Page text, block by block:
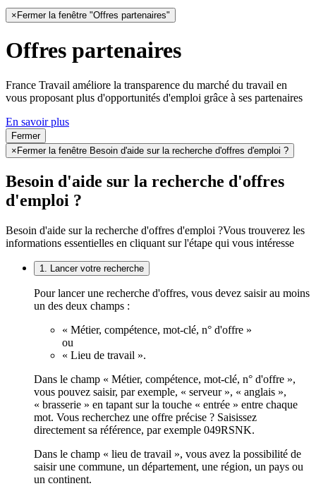
× Fermer la fenêtre "Offres partenaires"
Offres partenaires
France Travail améliore la transparence du marché du travail en
vous proposant plus d'opportunités d'emploi grâce à ses partenaires
En savoir plus
Fermer
× Fermer la fenêtre Besoin d'aide sur la recherche d'offres d'emploi ?
Besoin d'aide sur la recherche d'offres
d'emploi ?
Besoin d'aide sur la recherche d'offres d'emploi ?Vous trouverez les
informations essentielles en cliquant sur l'étape qui vous intéresse
1. Lancer votre recherche
Pour lancer une recherche d'offres, vous devez saisir au moins
un des deux champs :
« Métier, compétence, mot-clé, n° d'offre »
ou
« Lieu de travail ».
Dans le champ « Métier, compétence, mot-clé, n° d'offre »,
vous pouvez saisir, par exemple, « serveur », « anglais »,
« brasserie » en tapant sur la touche « entrée » entre chaque
mot. Vous recherchez une offre précise ? Saisissez
directement sa référence, par exemple 049RSNK.
Dans le champ « lieu de travail », vous avez la possibilité de
saisir une commune, un département, une région, un pays ou
un continent.